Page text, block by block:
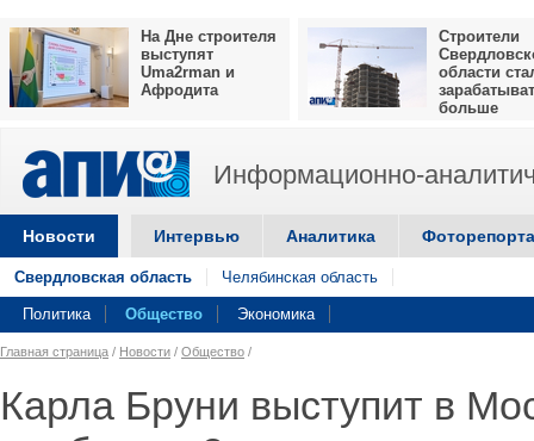
На Дне строителя
выступят
Uma2rman и
Афродита
Строители
области
больше
Информационно-
Новости Интервью Аналитика
Свердловская область Челябинская область
Политика Общество Экономика
Главная страница / Новости / Общество /
Карла Бруни выступит в